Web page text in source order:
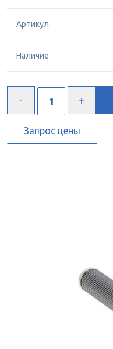
Артикул
Наличие
Запрос цены